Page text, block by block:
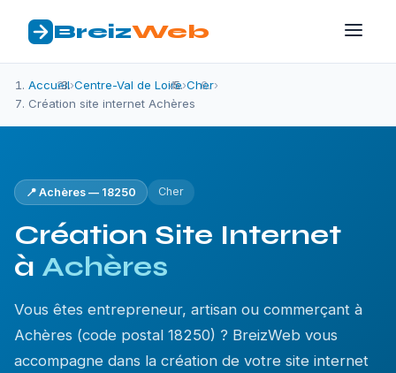
BreizWeb
Accueil›Centre-Val de Loire›Cher›
Création site internet Achères
📍 Achères — 18250 Cher
Création Site Internet
à Achères
Vous êtes entrepreneur, artisan ou commerçant à
Achères (code postal 18250) ? BreizWeb vous
accompagne dans la création de votre site internet